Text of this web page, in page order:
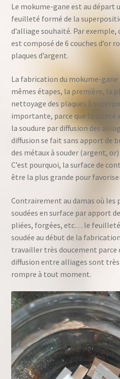
Le mokume-gane est au départ
feuilleté formé de la
d’alliage souhaité. Par
est composé de 6 couches d’or
plaques d’argent.
La fabrication du mokume-
mêmes étapes, la première, la
nettoyage des plaques à
importante, parce que la saleté
la soudure par diffusion des
diffusion se fait sans apport de
des métaux à souder (argent,
C’est pourquoi, la surface de
être la plus grande pour
Contrairement au damas où les
soudées en surface par apport
pliées, forgées, etc… le
soudée au début de la
travailler très doucement parce
diffusion entre alliages sont
rompre à tout moment.